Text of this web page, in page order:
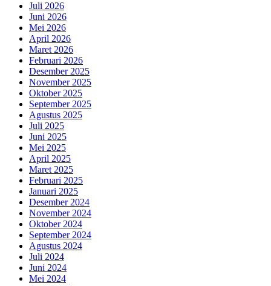
Juli 2026
Juni 2026
Mei 2026
April 2026
Maret 2026
Februari 2026
Desember 2025
November 2025
Oktober 2025
September 2025
Agustus 2025
Juli 2025
Juni 2025
Mei 2025
April 2025
Maret 2025
Februari 2025
Januari 2025
Desember 2024
November 2024
Oktober 2024
September 2024
Agustus 2024
Juli 2024
Juni 2024
Mei 2024